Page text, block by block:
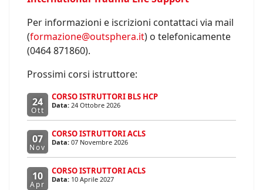
Per informazioni e iscrizioni contattaci via mail
(formazione@outsphera.it) o telefonicamente
(0464 871860).
Prossimi corsi istruttore:
24
Ott
CORSO ISTRUTTORI BLS HCP
Data: 24 Ottobre 2026
07
Nov
CORSO ISTRUTTORI ACLS
Data: 07 Novembre 2026
10
Apr
CORSO ISTRUTTORI ACLS
Data: 10 Aprile 2027